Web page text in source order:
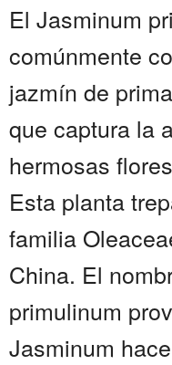
El Jasminum
comúnmente
jazmín de
que captura la
hermosas
Esta planta
familia
China. El
primulinum
Jasminum